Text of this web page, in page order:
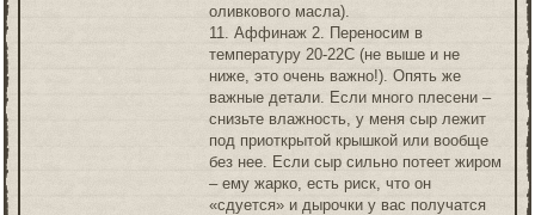
оливкового масла).
11. Аффинаж 2. Переносим в
температуру 20-22С (не выше и не
ниже, это очень важно!). Опять же
важные детали. Если много плесени –
снизьте влажность, у меня сыр лежит
под приоткрытой крышкой или вообще
без нее. Если сыр сильно потеет жиром
– ему жарко, есть риск, что он
«сдуется» и дырочки у вас получатся